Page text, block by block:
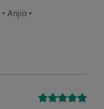
• Anjio •